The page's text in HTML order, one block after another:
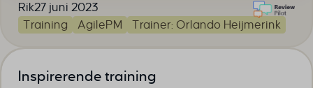
Rik27 juni 2023
Training
AgilePM Trainer: Orlando Heijmerink
Inspirerende training